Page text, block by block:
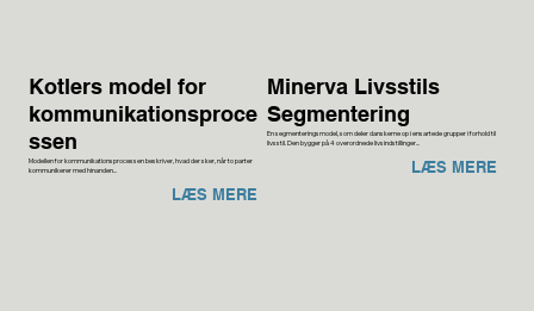
Kotlers model for
kommunikationsproce
ssen
Modellen for kommunikationsprocessen beskriver, hvad der sker, når to parter
kommunikerer med hinanden...
LÆS MERE
Minerva Livsstils
Segmentering
En segmenteringsmodel, som deler danskerne op i ensartede grupper i forhold til
livsstil. Den bygger på 4 overordnede livsindstillinger...
LÆS MERE